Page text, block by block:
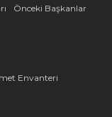
Önceki Başkanlar
Envanteri